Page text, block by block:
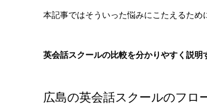
本記事ではそういった悩みにこたえるため
英会話スクールの比較を分かりやすく説
広島の英会話スクールのフロ